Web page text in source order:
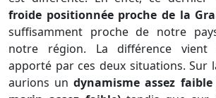
froide positionnée proche de la
suffisamment proche de notre
notre région. La différence
apporté par ces deux situations. Sur
aurions undynamisme assez